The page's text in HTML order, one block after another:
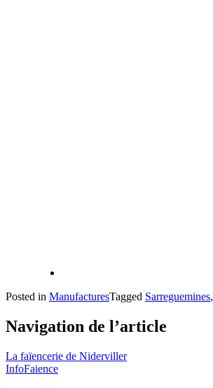
Posted in ManufacturesTagged Sarreguemines,
Navigation de l’article
La faïencerie de Niderviller
InfoFaience